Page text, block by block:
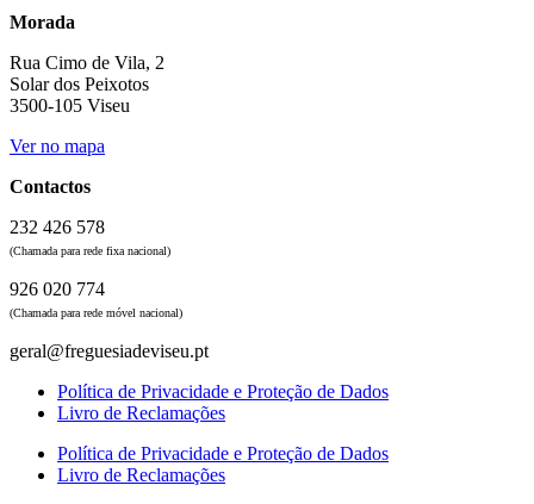
Morada
Rua Cimo de Vila, 2
Solar dos Peixotos
3500-105 Viseu
Ver no mapa
Contactos
232 426 578
(Chamada para rede fixa nacional)
926 020 774
(Chamada para rede móvel nacional)
geral@freguesiadeviseu.pt
Política de Privacidade e Proteção de Dados
Livro de Reclamações
Política de Privacidade e Proteção de Dados
Livro de Reclamações